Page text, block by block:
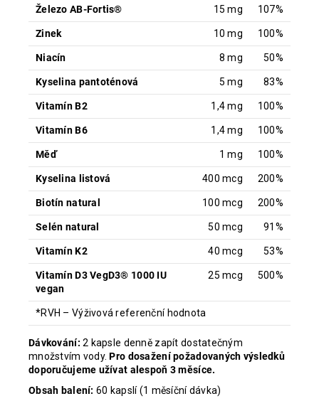
Železo AB-Fortis® 15 mg 107%
Zinek 10 mg 100%
Niacín 8 mg 50%
Kyselina pantoténová 5 mg 83%
Vitamín B2 1,4 mg 100%
Vitamín B6 1,4 mg 100%
Měď 1 mg 100%
Kyselina listová 400 mcg 200%
Biotín natural 100 mcg 200%
Selén natural 50 mcg 91%
Vitamín K2 40 mcg 53%
Vitamín D3 VegD3® 1000 IU
vegan
25 mcg 500%
*RVH – Výživová referenční hodnota
Dávkování:2 kapsle denně zapít dostatečným
množstvím vody.Pro dosažení požadovaných výsledků
doporučujeme užívat alespoň 3 měsíce.
Obsah balení: 60 kapslí (1 měsíční dávka)